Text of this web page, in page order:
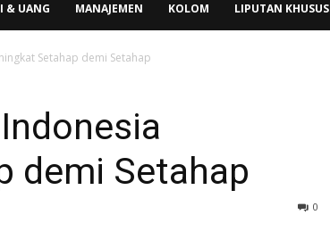
& UANG MANAJEMEN KOLOM LIPUTAN KHUSUS
Setahap demi Setahap
demi Setahap
0